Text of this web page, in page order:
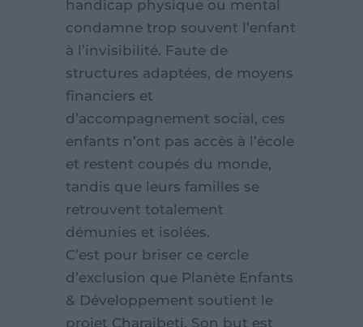
handicap physique ou mental
condamne trop souvent l’enfant
à l’invisibilité. Faute de
structures adaptées, de moyens
financiers et
d’accompagnement social, ces
enfants n’ont pas accès à l’école
et restent coupés du monde,
tandis que leurs familles se
retrouvent totalement
démunies et isolées.
C’est pour briser ce cercle
d’exclusion que Planète Enfants
& Développement soutient le
projet Charaibeti. Son but est